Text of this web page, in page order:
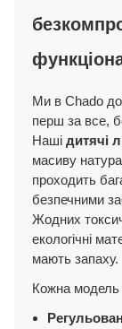
Ми в Chado
перш за все,
Наші дитячі
масиву
проходить
безпечними
Жодних
екологічні
мають запаху.
Кожна модель